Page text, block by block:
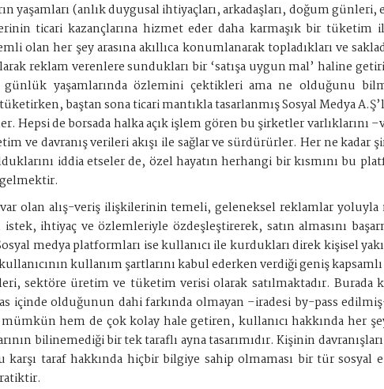
yaşamları (anlık duygusal ihtiyaçları, arkadaşları, doğum
ticari kazançlarına hizmet eder daha karmaşık bir tüketim
olan her şey arasına akıllıca konumlanarak topladıkları ve
reklam verenlere sundukları bir ‘satışa uygun mal’ haline
yaşamlarında özlemini çektikleri ama ne olduğunu
baştan sona ticari mantıkla tasarlanmış Sosyal Medya
Hepsi de borsada halka açık işlem gören bu şirketler
ve davranış verileri akışı ile sağlar ve sürdürürler. Her ne kadar
iddia etseler de, özel hayatın herhangi bir kısmını bu
olan alış-veriş ilişkilerinin temeli, geleneksel reklamlar
ihtiyaç ve özlemleriyle özdeşleştirerek, satın almasını
medya platformları ise kullanıcı ile kurdukları direk kişisel
kullanım şartlarını kabul ederken verdiği geniş
sektöre üretim ve tüketim verisi olarak satılmaktadır. Burada
içinde olduğunun dahi farkında olmayan –iradesi by-pass edilmiş-
hem de çok kolay hale getiren, kullanıcı hakkında her
bilinemediği bir tek taraflı ayna tasarımıdır. Kişinin
taraf hakkında hiçbir bilgiye sahip olmaması bir tür sosyal